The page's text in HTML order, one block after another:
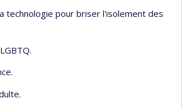
technologie pour briser l'isolement des